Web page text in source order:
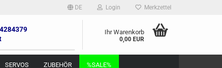
DE Login Merkzettel
Ihr Warenkorb
0,00 EUR
SERVOS ZUBEHÖR %SALE%